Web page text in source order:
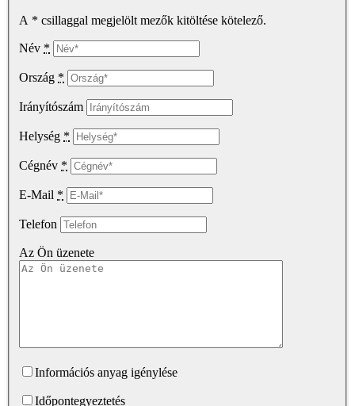
A * csillaggal megjelölt mezők kitöltése kötelező.
Név *
Ország *
Irányítószám
Helység *
Cégnév *
E-Mail *
Telefon
Az Ön üzenete
Információs anyag igénylése
Időpontegyeztetés